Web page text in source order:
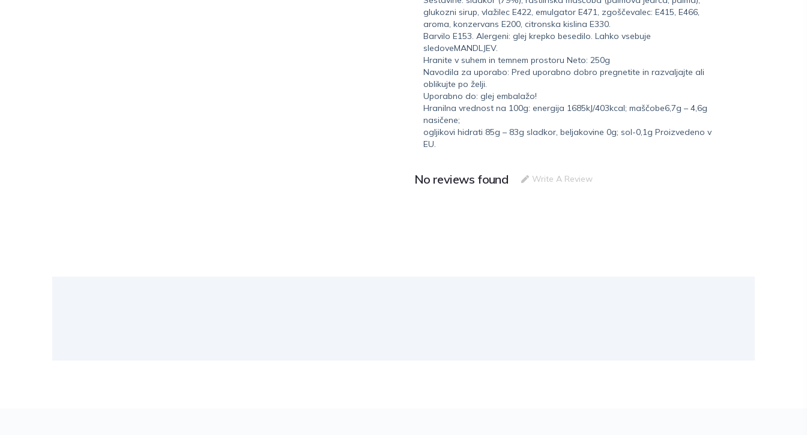
glukozni sirup, vlažilec E422, emulgator E471, zgoščevalec: E415, E466,
aroma, konzervans E200, citronska kislina E330.
Barvilo E153. Alergeni: glej krepko besedilo. Lahko vsebuje
sledoveMANDLJEV.
Hranite v suhem in temnem prostoru Neto: 250g
Navodila za uporabo: Pred uporabno dobro pregnetite in razvaljajte ali
oblikujte po želji.
Uporabno do: glej embalažo!
Hranilna vrednost na 100g: energija 1685kJ/403kcal; maščobe6,7g – 4,6g
nasičene;
ogljikovi hidrati 85g – 83g sladkor, beljakovine 0g; sol-0,1g Proizvedeno v
EU.
No reviews found Write A Review